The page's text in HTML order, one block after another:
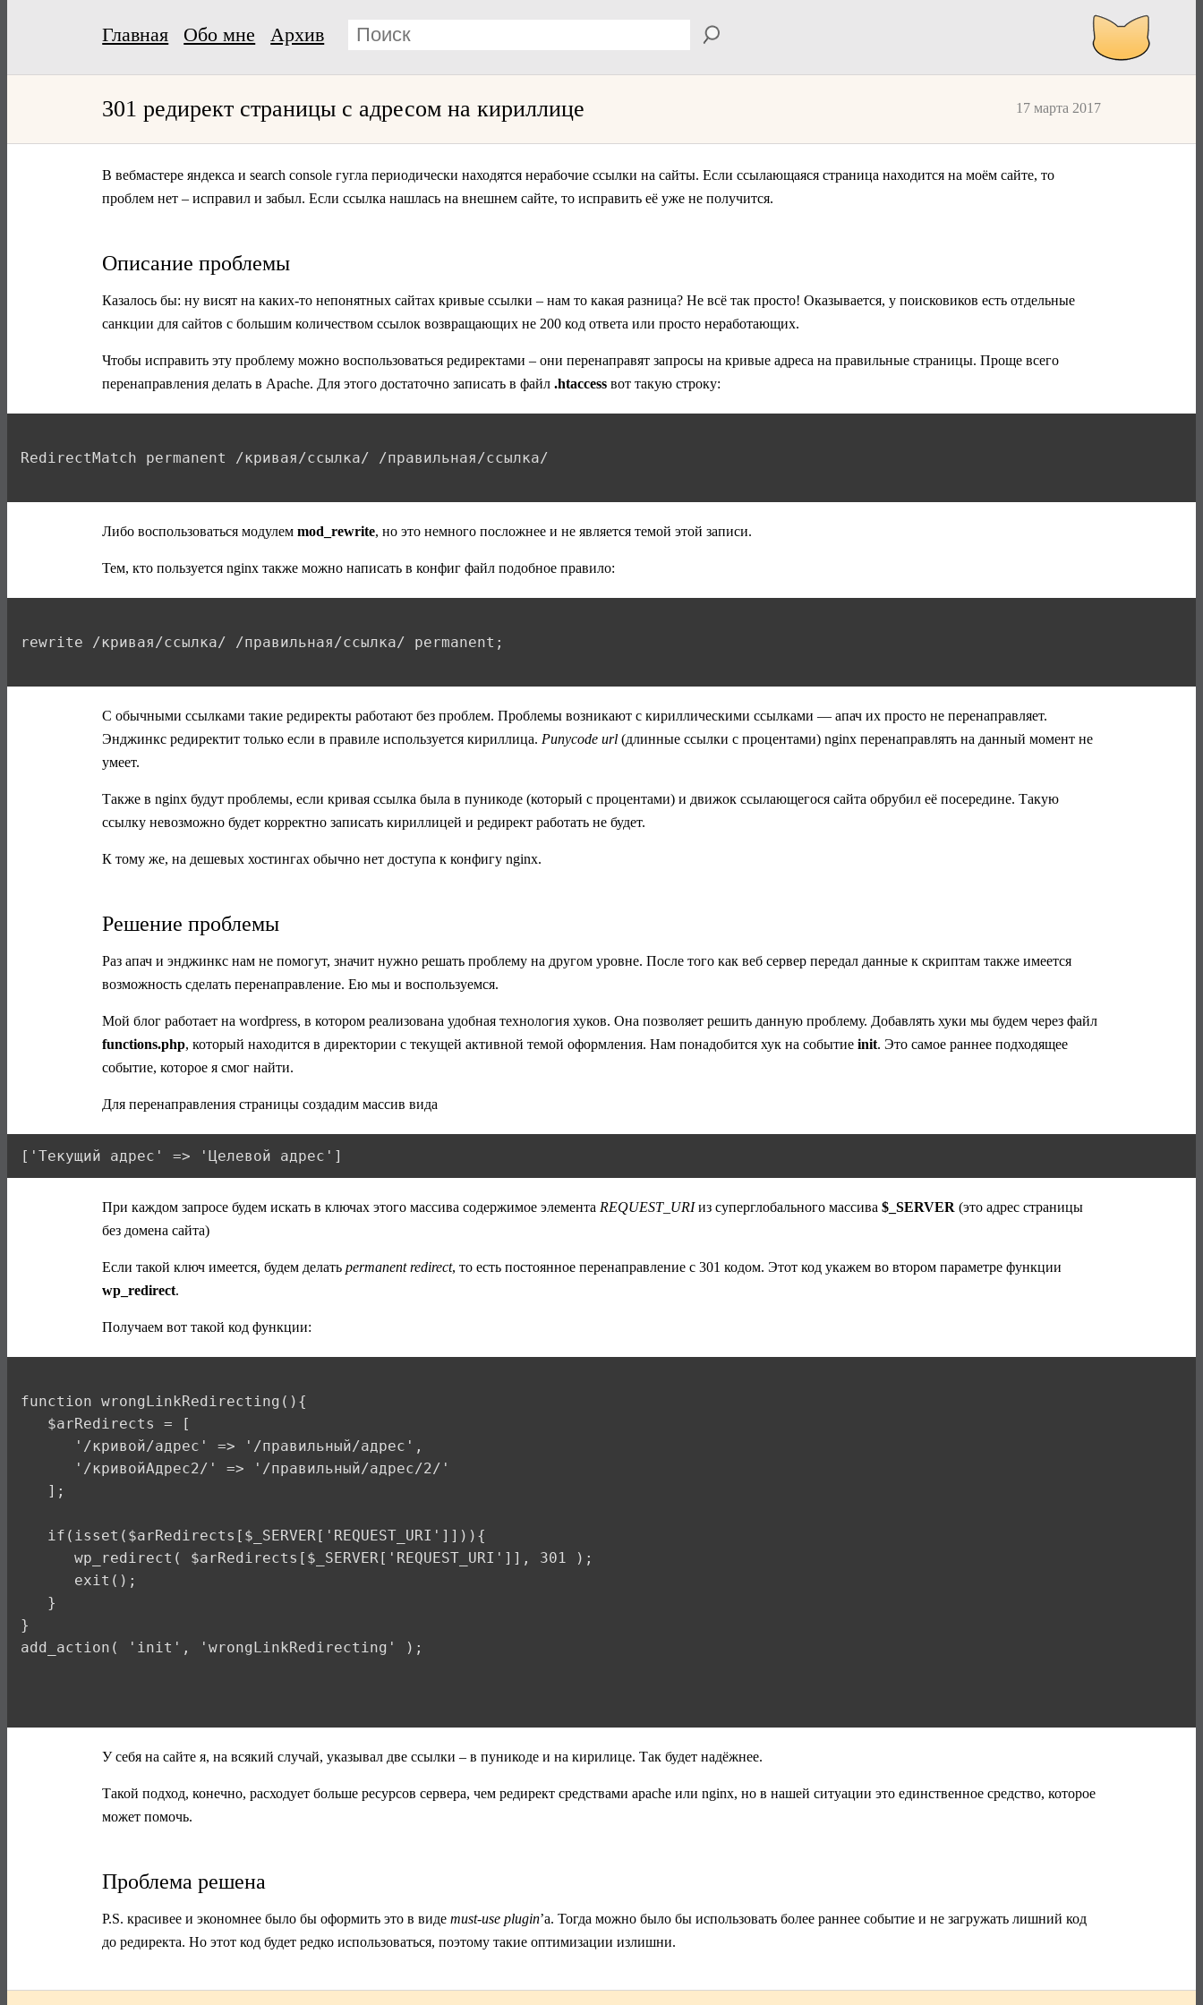
Главная Обо мне Архив
17 марта 2017
301 редирект страницы с адресом на кириллице
В вебмастере яндекса и search console гугла периодически находятся нерабочие ссылки на сайты. Если ссылающаяся страница находится на моём сайте, то
проблем нет – исправил и забыл. Если ссылка нашлась на внешнем сайте, то исправить её уже не получится.
Описание проблемы
Казалось бы: ну висят на каких-то непонятных сайтах кривые ссылки – нам то какая разница? Не всё так просто! Оказывается, у поисковиков есть отдельные
санкции для сайтов с большим количеством ссылок возвращающих не 200 код ответа или просто неработающих.
Чтобы исправить эту проблему можно воспользоваться редиректами – они перенаправят запросы на кривые адреса на правильные страницы. Проще всего
перенаправления делать в Apache. Для этого достаточно записать в файл.htaccess вот такую строку:
Либо воспользоваться модулемmod_rewrite, но это немного посложнее и не является темой этой записи.
Тем, кто пользуется nginx также можно написать в конфиг файл подобное правило:
С обычными ссылками такие редиректы работают без проблем. Проблемы возникают с кириллическими ссылками — апач их просто не перенаправляет.
Энджинкс редиректит только если в правиле используется кириллица. Punycode url (длинные ссылки с процентами) nginx перенаправлять на данный момент не
умеет.
Также в nginx будут проблемы, если кривая ссылка была в пуникоде (который с процентами) и движок ссылающегося сайта обрубил её посередине. Такую
ссылку невозможно будет корректно записать кириллицей и редирект работать не будет.
К тому же, на дешевых хостингах обычно нет доступа к конфигу nginx.
Решение проблемы
Раз апач и энджинкс нам не помогут, значит нужно решать проблему на другом уровне. После того как веб сервер передал данные к скриптам также имеется
возможность сделать перенаправление. Ею мы и воспользуемся.
Мой блог работает на wordpress, в котором реализована удобная технология хуков. Она позволяет решить данную проблему. Добавлять хуки мы будем через файл
functions.php, который находится в директории с текущей активной темой оформления. Нам понадобится хук на событиеinit. Это самое раннее подходящее
событие, которое я смог найти.
Для перенаправления страницы создадим массив вида
['Текущий адрес' => 'Целевой адрес']
При каждом запросе будем искать в ключах этого массива содержимое элемента REQUEST_URIиз суперглобального массива$_SERVER (это адрес страницы
без домена сайта)
Если такой ключ имеется, будем делатьpermanent redirect, то есть постоянное перенаправление с 301 кодом. Этот код укажем во втором параметре функции
wp_redirect.
Получаем вот такой код функции:
function wrongLinkRedirecting(){
   $arRedirects = [
      '/кривой/адрес' => '/правильный/адрес',
      '/кривойАдрес2/' => '/правильный/адрес/2/'
   ];
   if(isset($arRedirects[$_SERVER['REQUEST_URI']])){
      wp_redirect( $arRedirects[$_SERVER['REQUEST_URI']], 301 );
      exit();
   }
}
add_action( 'init', 'wrongLinkRedirecting' );
У себя на сайте я, на всякий случай, указывал две ссылки – в пуникоде и на кирилице. Так будет надёжнее.
Такой подход, конечно, расходует больше ресурсов сервера, чем редирект средствами apache или nginx, но в нашей ситуации это единственное средство, которое
может помочь.
Проблема решена
P.S. красивее и экономнее было бы оформить это в видеmust-use plugin’а. Тогда можно было бы использовать более раннее событие и не загружать лишний код
до редиректа. Но этот код будет редко использоваться, поэтому такие оптимизации излишни.